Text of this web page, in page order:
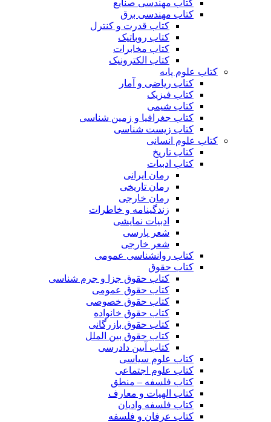
کتاب مهندسی صنایع
کتاب مهندسی برق
کتاب قدرت و کنترل
کتاب روباتیک
کتاب مخابرات
کتاب الکترونیک
کتاب علوم پایه
کتاب ریاضی و آمار
کتاب فیزیک
کتاب شیمی
کتاب جغرافیا و زمین شناسی
کتاب زیست شناسی
کتاب علوم انسانی
کتاب تاریخ
کتاب ادبیات
رمان ایرانی
رمان تاریخی
رمان خارجی
زندگینامه و خاطرات
ادبیات نمایشی
شعر پارسی
شعر خارجی
کتاب روانشناسی عمومی
کتاب حقوق
کتاب حقوق جزا و جرم شناسی
کتاب حقوق عمومی
کتاب حقوق خصوصی
کتاب حقوق خانواده
کتاب حقوق بازرگانی
کتاب حقوق بین الملل
کتاب آیین دادرسی
کتاب علوم سیاسی
کتاب علوم اجتماعی
کتاب فلسفه – منطق
کتاب الهیات و معارف
کتاب فلسفه وادیان
کتاب عرفان و فلسفه